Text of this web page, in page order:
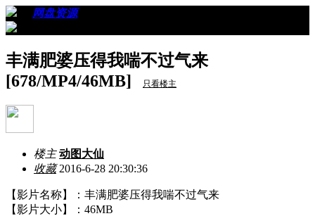
网盘资源
丰满肥婆压得我喘不过气来
[678/MP4/46MB]
只看楼主
楼主 动图大仙
收藏2016-6-28 20:30:36
【影片名称】：丰满肥婆压得我喘不过气来
【影片大小】：46MB